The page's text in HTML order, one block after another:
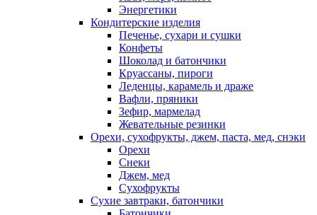
Энергетики
Кондитерские изделия
Печенье, сухари и сушки
Конфеты
Шоколад и батончики
Круассаны, пироги
Леденцы, карамель и драже
Вафли, пряники
Зефир, мармелад
Жевательные резинки
Орехи, сухофрукты, джем, паста, мед, снэки
Орехи
Снеки
Джем, мед
Сухофрукты
Сухие завтраки, батончики